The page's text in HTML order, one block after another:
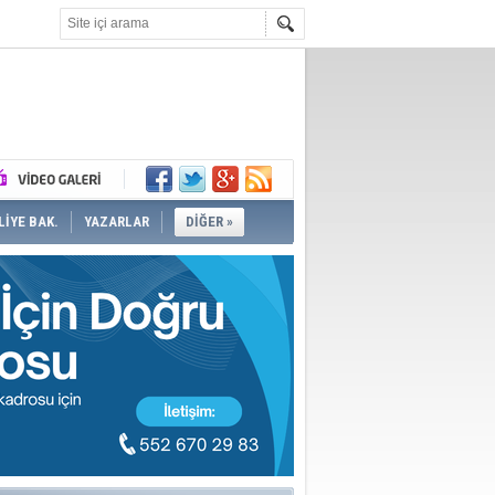
BAK. YAZARLAR DİĞER »